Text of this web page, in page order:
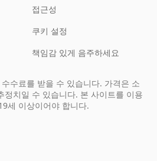
접근성
쿠키 설정
책임감 있게 음주하세요
수료를 받을 수 있습니다. 가격은 소
정치일 수 있습니다. 본 사이트를 이용
세 이상이어야 합니다.